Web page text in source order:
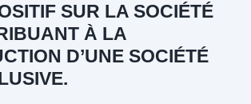
SUR LA SOCIÉTÉ
À LA
D’UNE SOCIÉTÉ